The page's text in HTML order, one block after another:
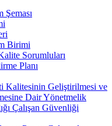
Birimi
Sorumluları
Planı
Kalitesinin Geliştirilmesi ve
Dair Yönetmelik
Çalışan Güvenliği